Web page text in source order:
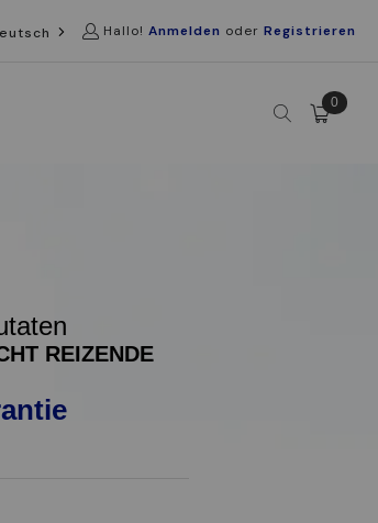
Hallo! Anmelden oder Registrieren
0
REIZENDE